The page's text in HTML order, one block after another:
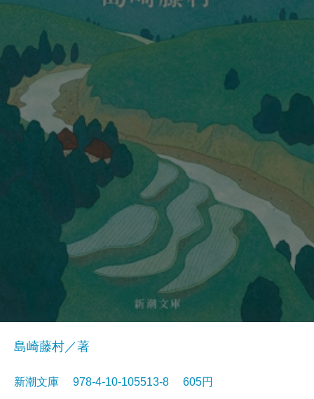
島崎藤村／著
新潮文庫 978-4-10-105513-8 605円